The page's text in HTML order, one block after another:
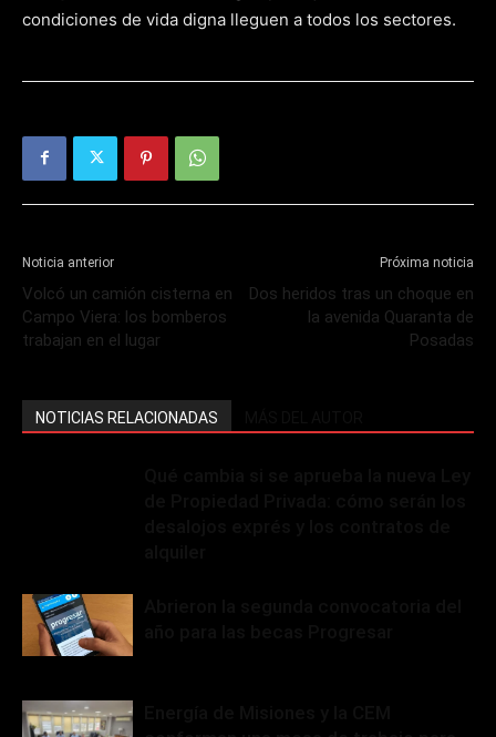
condiciones de vida digna lleguen a todos los sectores.
Noticia anterior
Volcó un camión cisterna en
Campo Viera: los bomberos
trabajan en el lugar
Próxima noticia
Dos heridos tras un choque en
la avenida Quaranta de
Posadas
NOTICIAS RELACIONADAS